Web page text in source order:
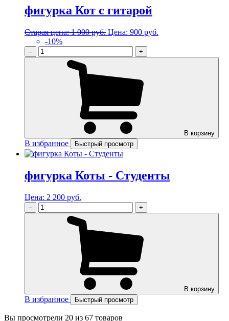
фигурка Кот с гитарой
Старая цена:1 000 руб. Цена: 900 руб.
-10%
– +
В корзину
В избранное Быстрый просмотр
фигурка Коты - Студенты
Цена: 2 200 руб.
– +
В корзину
В избранное Быстрый просмотр
Вы просмотрели 20 из 67 товаров